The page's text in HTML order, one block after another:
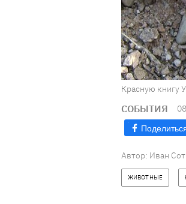
Красную книгу
СОБЫТИЯ
Автор: Иван
ЖИВОТНЫЕ